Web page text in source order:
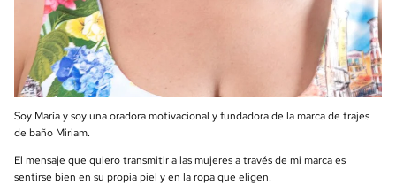
Soy María y soy una oradora motivacional y fundadora de la marca de trajes
de baño Miriam.
El mensaje que quiero transmitir a las mujeres a través de mi marca es
sentirse bien en su propia piel y en la ropa que eligen.